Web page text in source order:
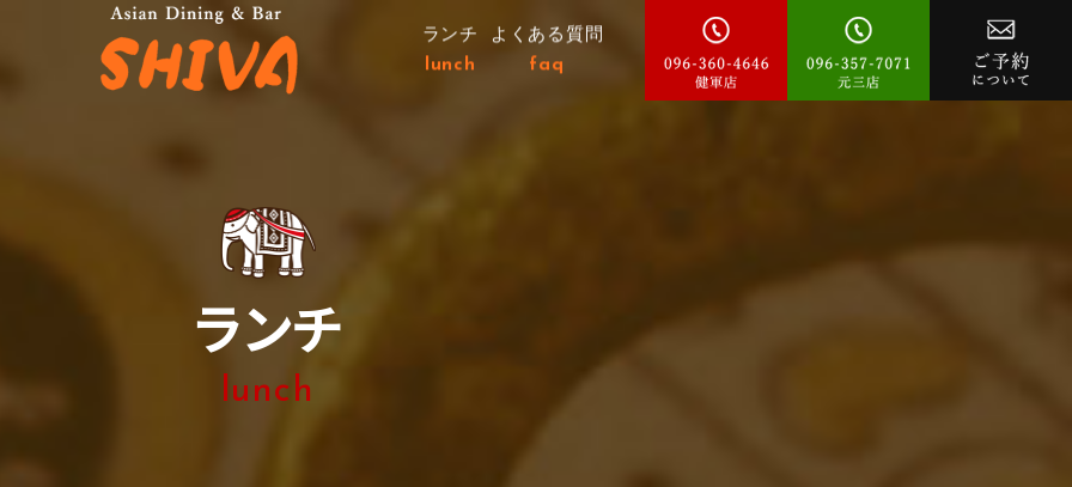
ランチ
lunch
よくある質問
faq
ランチ
lunch